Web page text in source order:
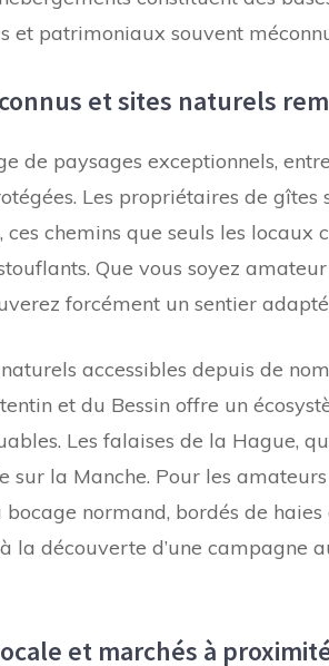
et patrimoniaux souvent
et sites naturels
de paysages exceptionnels,
Les propriétaires de
chemins que seuls les locaux
Que vous soyez
forcément un sentier
accessibles depuis de
et du Bessin offre un
Les falaises de la Hague,
sur la Manche. Pour les
normand, bordés de
la découverte d’une campagne
et marchés à